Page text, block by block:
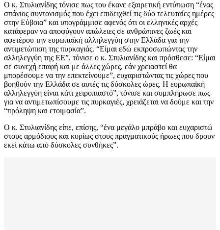
Ο κ. Στυλιανίδης τόνισε πως του έκανε εξαιρετική εντύπωση “ένας
σπάνιος συντονισμός που έχει επιδειχθεί τις δύο τελευταίες ημέρες
στην Εύβοια” και υπογράμμισε αφενός ότι οι ελληνικές αρχές
κατάφεραν να αποφύγουν απώλειες σε ανθρώπινες ζωές και
αφετέρου την ευρωπαϊκή αλληλεγγύη στην Ελλάδα για την
αντιμετώπιση της πυρκαγιάς. “Είμαι εδώ εκπροσωπώντας την
αλληλεγγύη της ΕΕ”, τόνισε ο κ. Στυλιανίδης και πρόσθεσε: “Είμαι
σε συνεχή επαφή και με άλλες χώρες, εάν χρειαστεί θα
μπορέσουμε να την επεκτείνουμε”, ευχαριστώντας τις χώρες που
βοηθούν την Ελλάδα σε αυτές τις δύσκολες ώρες. Η ευρωπαϊκή
αλληλεγγύη είναι κάτι χειροπιαστό”, τόνισε και συμπλήρωσε πως
για να αντιμετωπίσουμε τις πυρκαγιές, χρειάζεται να δούμε και την
“πρόληψη και ετοιμασία”.
Ο κ. Στυλιανίδης είπε, επίσης, “ένα μεγάλο μπράβο και ευχαριστώ
στους αρμόδιους και κυρίως στους πραγματικούς ήρωες που δρουν
εκεί κάτω από δύσκολες συνθήκες”.